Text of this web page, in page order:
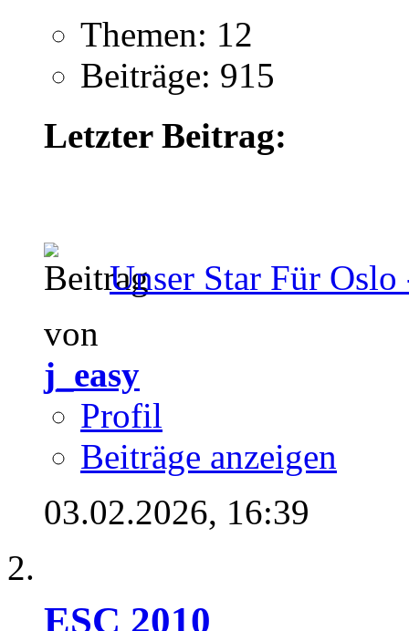
Themen: 12
Beiträge: 915
Letzter Beitrag:
Unser Star Für
von
j_easy
Profil
Beiträge anzeigen
03.02.2026, 16:39
ESC 2010